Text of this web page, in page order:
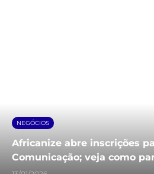
NEGÓCIOS
Africanize abre inscrições
Comunicação; veja como